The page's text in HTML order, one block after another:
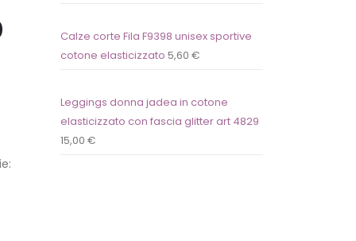
Calze corte Fila F9398 unisex sportive
cotone elasticizzato 5,60 €
Leggings donna jadea in cotone
elasticizzato con fascia glitter art 4829
15,00 €